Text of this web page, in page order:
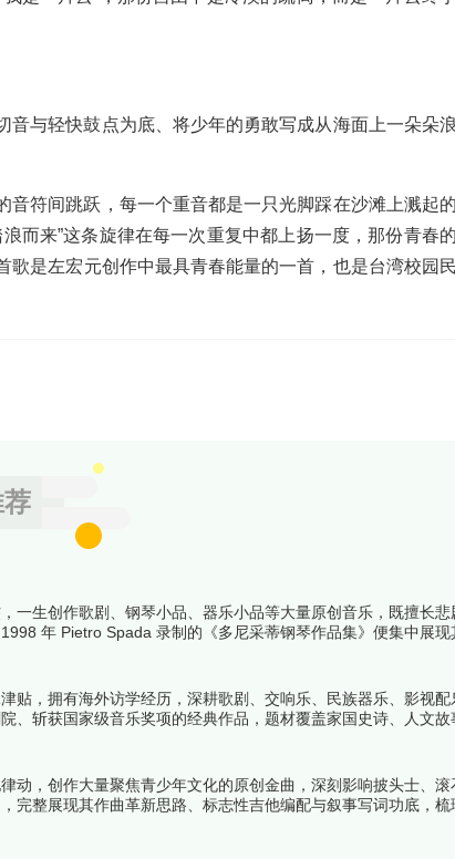
与轻快鼓点为底、将少年的勇敢写成从海面上一朵朵浪
符间跳跃，每一个重音都是一只光脚踩在沙滩上溅起的
而来”这条旋律在每一次重复中都上扬一度，那份青春的
是左宏元创作中最具青春能量的一首，也是台湾校园民
一生创作歌剧、钢琴小品、器乐小品等大量原创音乐，既擅长悲
年 Pietro Spada 录制的《多尼采蒂钢琴作品集》便集中展现
作与钢琴佳作，全面展现其美声创作造诣。下面跟着榜中榜编
贴，拥有海外访学经历，深耕歌剧、交响乐、民族器乐、影视配
、斩获国家级音乐奖项的经典作品，题材覆盖家国史诗、人文故
表作，结合创作背景、旋律特色、行业价值逐一解读，下面跟
动，创作大量聚焦青少年文化的原创金曲，深刻影响披头士、滚
完整展现其作曲革新思路、标志性吉他编配与叙事写词功底，梳